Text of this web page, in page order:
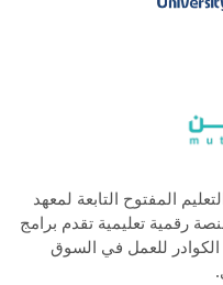
المفتوح التابعة لمعهد
رقمية تعليمية تقدم برامج
الكوادر للعمل في السوق